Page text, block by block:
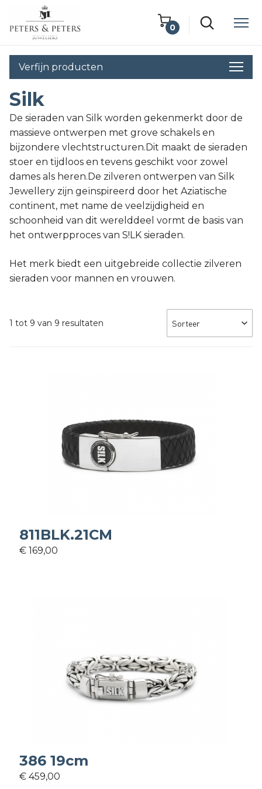
0
Winkelwagen
Lege winkelwagen
Verfijn producten
Silk
De sieraden van Silk worden gekenmerkt door de
massieve ontwerpen met grove schakels en
bijzondere vlechtstructuren.Dit maakt de sieraden
stoer en tijdloos en tevens geschikt voor zowel
dames als heren.De zilveren ontwerpen van Silk
Jewellery zijn geïnspireerd door het Aziatische
continent, met name de veelzijdigheid en
schoonheid van dit werelddeel vormt de basis van
het ontwerpproces van S!LK sieraden.
Het merk biedt een uitgebreide collectie zilveren
sieraden voor mannen en vrouwen.
1 tot 9 van 9 resultaten
811BLK.21CM
€ 169,00
386 19cm
€ 459,00